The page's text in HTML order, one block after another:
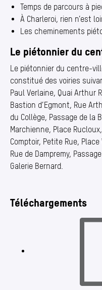
Temps de parcours à
À Charleroi, rien n’est
Les cheminements
Le piétonnier du
Le piétonnier du centre-
constitué des voiries
Paul Verlaine, Quai Arthur
Bastion d’Egmont, Rue
du Collège, Passage de la
Marchienne, Place
Comptoir, Petite Rue,
Rue de Dampremy,
Galerie Bernard.
Téléchargements